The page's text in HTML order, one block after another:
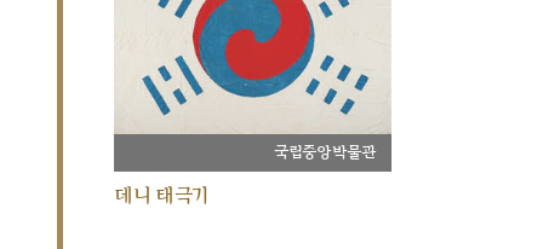
국립중앙박물관
데니 태극기